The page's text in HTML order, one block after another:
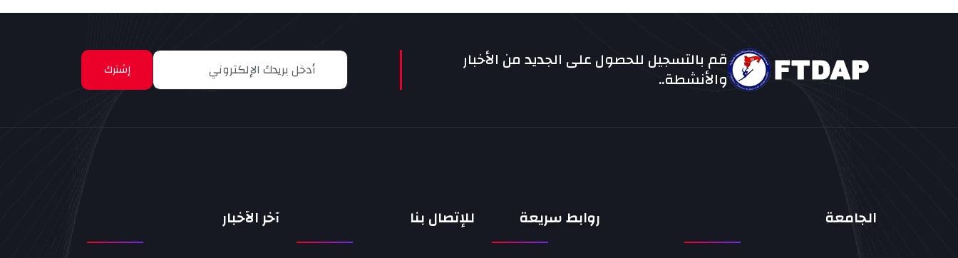
قم بالتسجيل للحصول على الجديد من الأخبار
والأنشطة.. إشترك
الجامعة روابط سريعة للإتصال بنا آخر الأخبار